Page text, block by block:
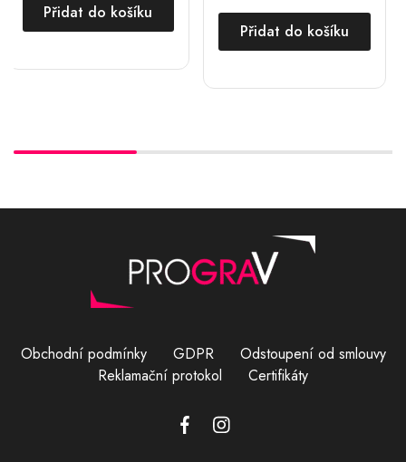
Přidat do košíku
Přidat do košíku
Obchodní podmínky GDPR
Odstoupení od smlouvy
Reklamační protokol
Certifikáty